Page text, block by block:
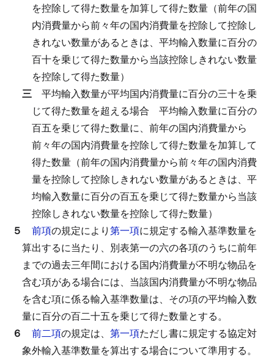
を控除して得た数量を加算して得た数量（前年の国
内消費量から前々年の国内消費量を控除して控除し
きれない数量があるときは、平均輸入数量に百分の
百十を乗じて得た数量から当該控除しきれない数量
を控除して得た数量）
三
平均輸入数量が平均国内消費量に百分の三十を乗
じて得た数量を超える場合
平均輸入数量に百分の
百五を乗じて得た数量に、前年の国内消費量から
前々年の国内消費量を控除して得た数量を加算して
得た数量（前年の国内消費量から前々年の国内消費
量を控除して控除しきれない数量があるときは、平
均輸入数量に百分の百五を乗じて得た数量から当該
控除しきれない数量を控除して得た数量）
５
前項の規定により第一項に規定する輸入基準数量を
算出するに当たり、別表第一の六の各項のうちに前年
までの過去三年間における国内消費量が不明な物品を
含む項がある場合には、当該国内消費量が不明な物品
を含む項に係る輸入基準数量は、その項の平均輸入数
量に百分の百二十五を乗じて得た数量とする。
６
前二項の規定は、 第一項ただし書に規定する協定対
象外輸入基準数量を算出する場合について準用する。